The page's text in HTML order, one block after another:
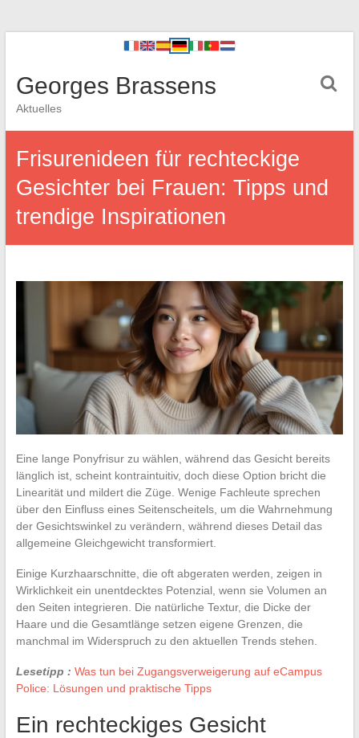
Georges Brassens
Aktuelles
Frisurenideen für rechteckige
Gesichter bei Frauen: Tipps und
trendige Inspirationen
Eine lange Ponyfrisur zu wählen, während das Gesicht bereits
länglich ist, scheint kontraintuitiv, doch diese Option bricht die
Linearität und mildert die Züge. Wenige Fachleute sprechen
über den Einfluss eines Seitenscheitels, um die Wahrnehmung
der Gesichtswinkel zu verändern, während dieses Detail das
allgemeine Gleichgewicht transformiert.
Einige Kurzhaarschnitte, die oft abgeraten werden, zeigen in
Wirklichkeit ein unentdecktes Potenzial, wenn sie Volumen an
den Seiten integrieren. Die natürliche Textur, die Dicke der
Haare und die Gesamtlänge setzen eigene Grenzen, die
manchmal im Widerspruch zu den aktuellen Trends stehen.
Lesetipp : Was tun bei Zugangsverweigerung auf eCampus
Police: Lösungen und praktische Tipps
Ein rechteckiges Gesicht